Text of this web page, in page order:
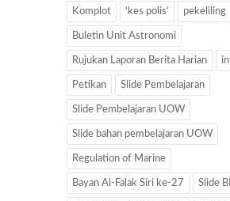
Komplot ‘kes polis’ pekeliling
Buletin Unit Astronomi
Rujukan Laporan Berita Harian
Petikan Slide Pembelajaran
Slide Pembelajaran UOW
Slide bahan pembelajaran UOW
Regulation of Marine
Bayan Al-Falak Siri ke-27 Slide